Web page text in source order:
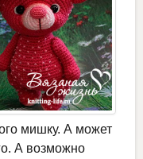
мишку. А может
А возможно